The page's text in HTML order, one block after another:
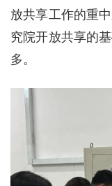
放共享工作的重
究院开放共享的
多。